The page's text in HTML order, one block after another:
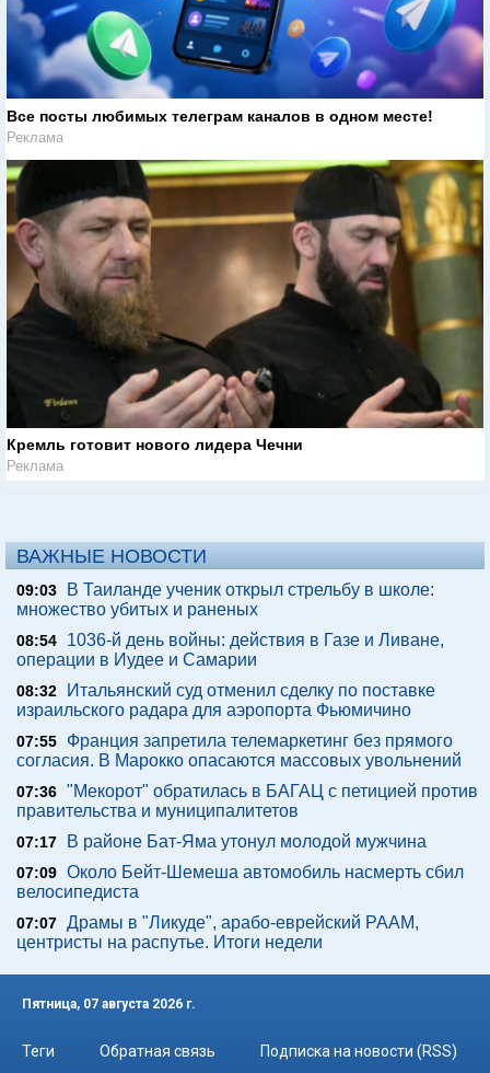
Все посты любимых телеграм каналов в одном месте!
Реклама
Кремль готовит нового лидера Чечни
Реклама
ВАЖНЫЕ НОВОСТИ
09:03
В Таиланде ученик открыл стрельбу в школе:
множество убитых и раненых
08:54
1036-й день войны: действия в Газе и Ливане,
операции в Иудее и Самарии
08:32
Итальянский суд отменил сделку по поставке
израильского радара для аэропорта Фьюмичино
07:55
Франция запретила телемаркетинг без прямого
согласия. В Марокко опасаются массовых увольнений
07:36 "Мекорот" обратилась в БАГАЦ с петицией против
правительства и муниципалитетов
07:17 В районе Бат-Яма утонул молодой мужчина
07:09 Около Бейт-Шемеша автомобиль насмерть сбил
велосипедиста
07:07 Драмы в "Ликуде", арабо-еврейский РААМ,
центристы на распутье. Итоги недели
Пятница, 07 августа 2026 г.
Теги Обратная связь
Подписка на новости (RSS)